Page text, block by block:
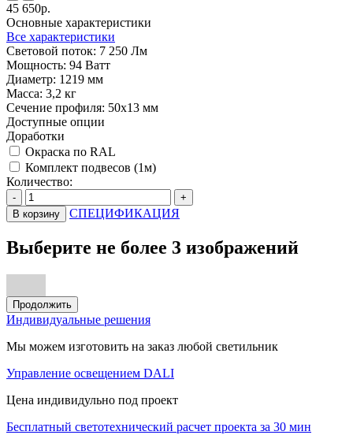
45 650р.
Основные характеристики
Все характеристики
Световой поток: 7 250 Лм
Мощность: 94 Ватт
Диаметр: 1219 мм
Масса: 3,2 кг
Сечение профиля: 50х13 мм
Доступные опции
Доработки
Окраска по RAL
Комплект подвесов (1м)
Количество:
-
+
В корзину
СПЕЦИФИКАЦИЯ
Выберите не более 3 изображений
Продолжить
Индивидуальные решения
Мы можем изготовить на заказ любой светильник
Управление освещением DALI
Цена индивидульно под проект
Бесплатный светотехнический расчет проекта за 30 мин